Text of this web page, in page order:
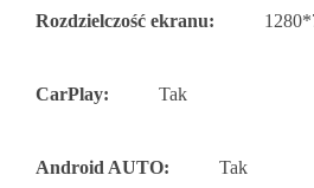
Rozdzielczość ekranu:
CarPlay: Tak
Android AUTO: Tak